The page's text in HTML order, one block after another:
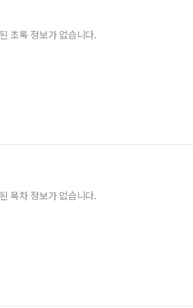
초록 정보가 없습니다.
목차 정보가 없습니다.